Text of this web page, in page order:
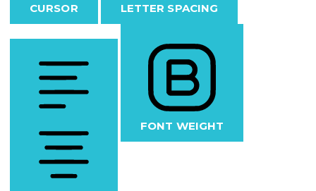
CURSOR LETTER SPACING
FONT WEIGHT